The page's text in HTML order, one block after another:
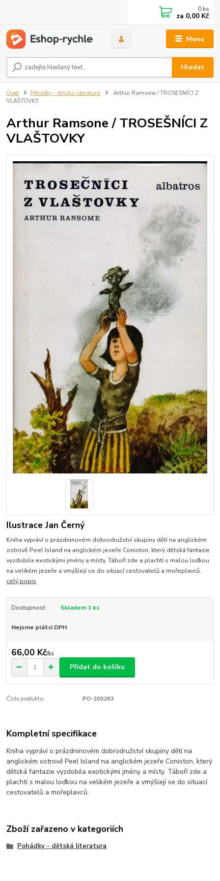
Menu
Hledat
0 ks
za 0,00 Kč
Úvod Pohádky - dětská literatura
Arthur Ramsone / TROSEŠNÍCI Z
VLAŠTOVKY
Arthur Ramsone / TROSEŠNÍCI Z
VLAŠTOVKY
Ilustrace Jan Černý
Kniha vypráví o prázdninovém dobrodružství skupiny dětí na anglickém
ostrově Peel Island na anglickém jezeře Coniston, který dětská fantazie
vyzdobila exotickými jmény a místy. Táboří zde a plachtí s malou loďkou
na velikém jezeře a vmýšlejí se do situací cestovatelů a mořeplavců.
celý popis
Dostupnost Skladem 1 ks
Nejsme plátci DPH
66,00 Kč/ks
Přidat do košíku
Číslo produktu: PO-200283
Kompletní specifikace
Kniha vypráví o prázdninovém dobrodružství skupiny dětí na
anglickém ostrově Peel Island na anglickém jezeře Coniston, který
dětská fantazie vyzdobila exotickými jmény a místy. Táboří zde a
plachtí s malou loďkou na velikém jezeře a vmýšlejí se do situací
cestovatelů a mořeplavců.
Zboží zařazeno v kategoriích
Pohádky - dětská literatura